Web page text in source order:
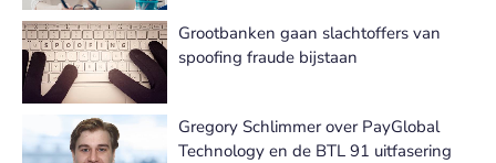
Grootbanken gaan slachtoffers van
spoofing fraude bijstaan
Gregory Schlimmer over PayGlobal
Technology en de BTL 91 uitfasering